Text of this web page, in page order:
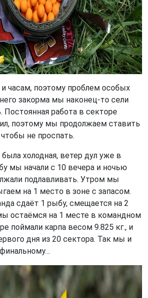
и часам, поэтому проблем особых
закорма мы наконец-то сели
Постоянная работа в секторе
поэтому мы продолжаем ставить
не проспать.
холодная, ветер дул уже в
мы начали с 10 вечера и ночью
подлавливать. Утром мы
на 1 место в зоне с запасом.
сдаёт 1 рыбу, смещается на 2
остаёмся на 1 месте в командном
поймали карпа весом 9.825 кг., и
дня из 20 сектора. Так мы и